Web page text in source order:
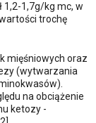
1,2-1,7g/kg mc, w
trochę
mięśniowych oraz
(wytwarzania
na obciążenie
ketozy -